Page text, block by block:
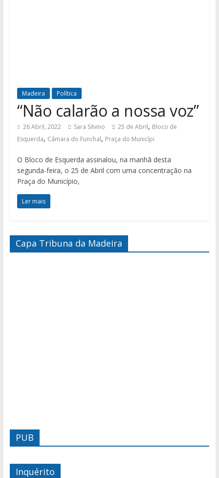
Madeira Política
“Não calarão a nossa voz”
26 Abril, 2022 Sara Silvino 25 de Abril, Bloco de
Esquerda, Câmara do Funchal, Praça do Municípi
O Bloco de Esquerda assinalou, na manhã desta
segunda-feira, o 25 de Abril com uma concentração na
Praça do Município,
Ler mais
Capa Tribuna da Madeira
PUB
Inquérito